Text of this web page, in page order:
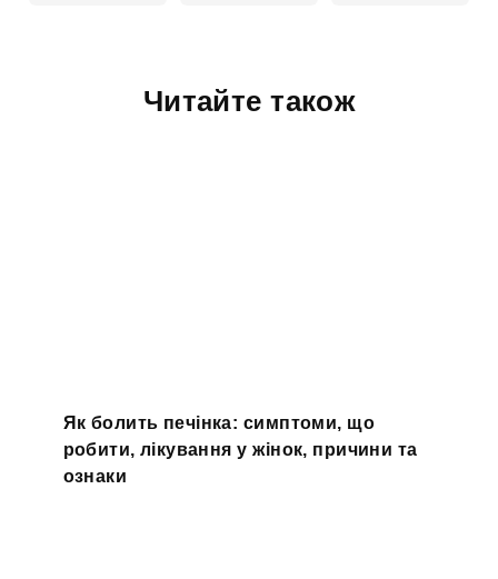
Читайте також
Як болить печінка: симптоми, що
робити, лікування у жінок, причини та
ознаки